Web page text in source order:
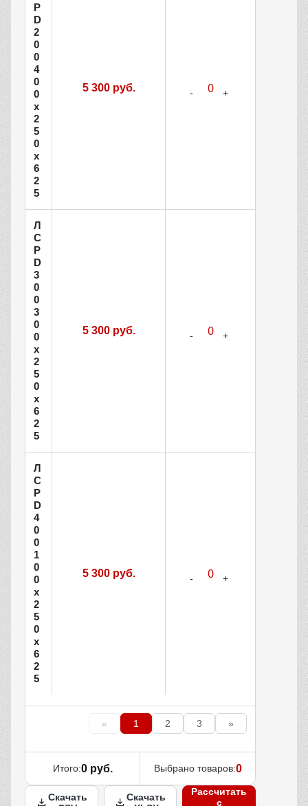
Р
D
2
0
0
4
0
0
х
2
5
0
х
6
2
5
5 300 руб.
Л
С
Р
D
3
0
0
3
0
0
х
2
5
0
х
6
2
5
5 300 руб.
Л
С
Р
D
4
0
0
1
0
0
х
2
5
0
х
6
2
5
5 300 руб.
« 1 2 3 »
Итого:0 руб. Выбрано товаров:0
Скачать
Скачать
Рассчитать
с